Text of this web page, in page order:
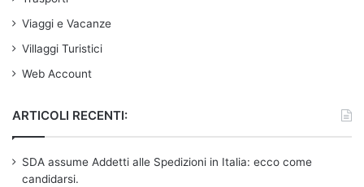
Viaggi e Vacanze
Villaggi Turistici
Web Account
ARTICOLI RECENTI:
SDA assume Addetti alle Spedizioni in Italia: ecco come
candidarsi.